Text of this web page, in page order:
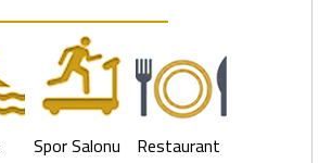
Spor Salonu Restaurant